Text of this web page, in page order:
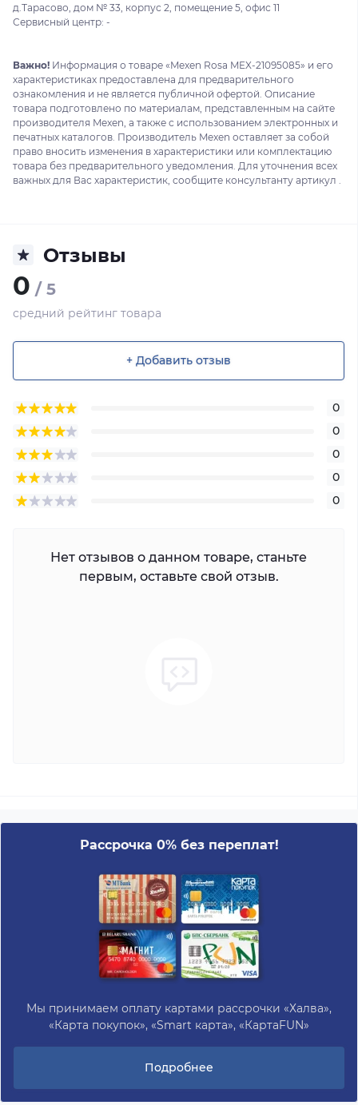
д.Тарасово, дом № 33, корпус 2, помещение 5, офис 11
Сервисный центр: -
Важно! Информация о товаре «Mexen Rosa MEX-21095085» и его
характеристиках предоставлена для предварительного
ознакомления и не является публичной офертой. Описание
товара подготовлено по материалам, представленным на сайте
производителя Mexen, а также с использованием электронных и
печатных каталогов. Производитель Mexen оставляет за собой
право вносить изменения в характеристики или комплектацию
товара без предварительного уведомления. Для уточнения всех
важных для Вас характеристик, сообщите консультанту артикул .
Отзывы
0 / 5
средний рейтинг товара
+ Добавить отзыв
0
0
0
0
0
Нет отзывов о данном товаре, станьте
первым, оставьте свой отзыв.
Рассрочка 0% без переплат!
Мы принимаем оплату картами рассрочки «Халва»,
«Карта покупок», «Smart карта», «КартаFUN»
Подробнее